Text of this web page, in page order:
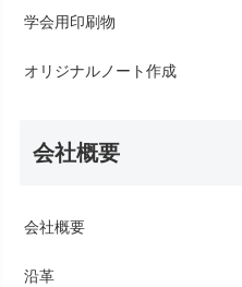
学会用印刷物
オリジナルノート作成
会社概要
会社概要
沿革